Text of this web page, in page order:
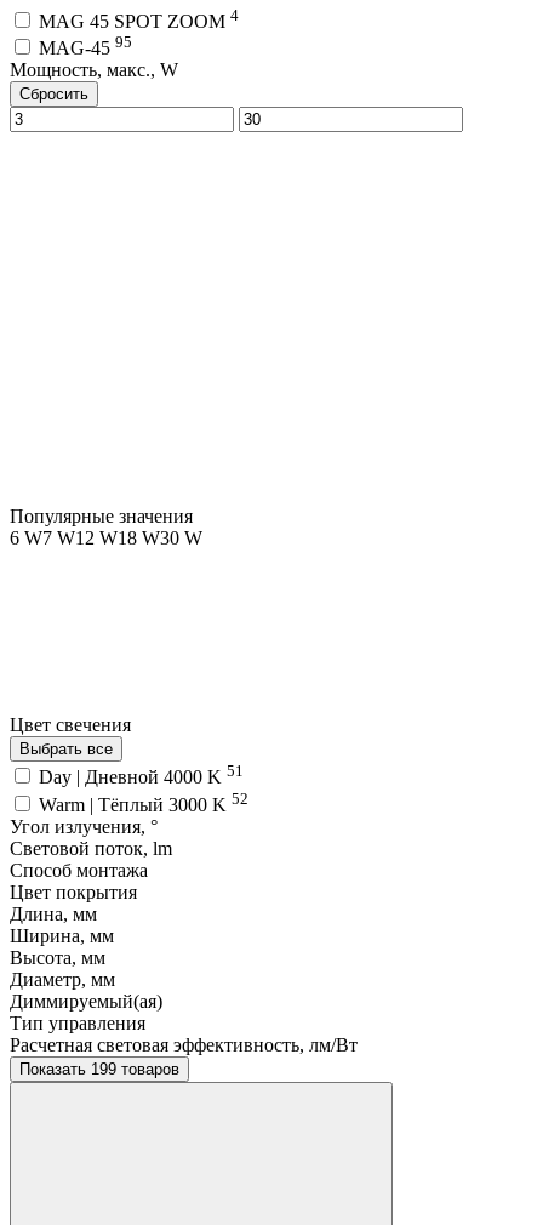
MAG 45 SPOT ZOOM 4
MAG-45 95
Мощность, макс., W
Сбросить
Популярные значения
6 W7 W12 W18 W30 W
Цвет свечения
Выбрать все
Day | Дневной 4000 K 51
Warm | Тёплый 3000 K 52
Угол излучения, °
Световой поток, lm
Способ монтажа
Цвет покрытия
Длина, мм
Ширина, мм
Высота, мм
Диаметр, мм
Диммируемый(ая)
Тип управления
Расчетная световая эффективность, лм/Вт
Показать 199 товаров